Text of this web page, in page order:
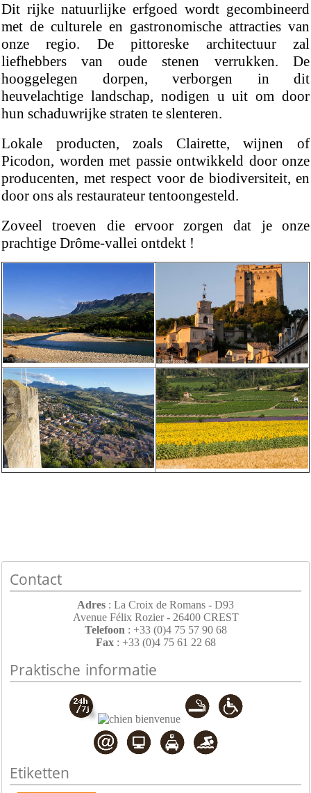
Dit rijke natuurlijke erfgoed wordt gecombineerd
met de culturele en gastronomische attracties van
onze regio. De pittoreske architectuur zal
liefhebbers van oude stenen verrukken. De
hooggelegen dorpen, verborgen in dit
heuvelachtige landschap, nodigen u uit om door
hun schaduwrijke straten te slenteren.
Lokale producten, zoals Clairette, wijnen of
Picodon, worden met passie ontwikkeld door onze
producenten, met respect voor de biodiversiteit, en
door ons als restaurateur tentoongesteld.
Zoveel troeven die ervoor zorgen dat je onze
prachtige Drôme-vallei ontdekt !
Contact
Adres : La Croix de Romans - D93
Avenue Félix Rozier - 26400 CREST
Telefoon : +33 (0)4 75 57 90 68
Fax: +33 (0)4 75 61 22 68
Praktische informatie
Etiketten